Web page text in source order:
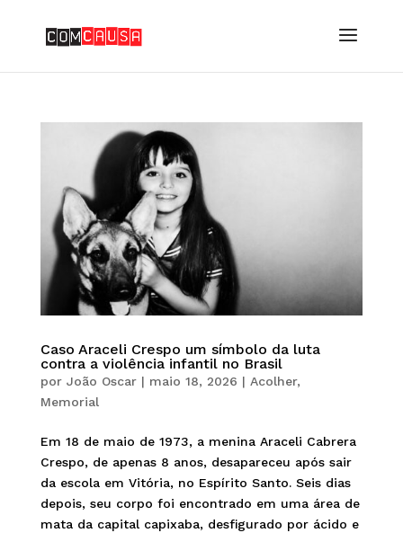
Caso Araceli Crespo um símbolo da luta
contra a violência infantil no Brasil
por João Oscar| maio 18, 2026 | Acolher,
Memorial
Em 18 de maio de 1973, a menina Araceli Cabrera
Crespo, de apenas 8 anos, desapareceu após sair
da escola em Vitória, no Espírito Santo. Seis dias
depois, seu corpo foi encontrado em uma área de
mata da capital capixaba, desfigurado por ácido e